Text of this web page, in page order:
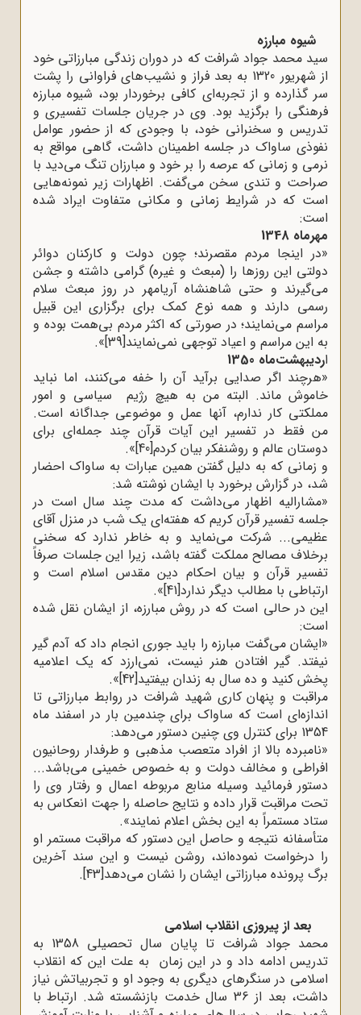
شیوه مبارزه
سید محمد جواد شرافت که در دوران زندگی مبارزاتی خود
از شهریور 1320 به بعد فراز و نشیب‌های فراوانی را پشت
سر گذارده و از تجربه‌ای کافی برخوردار بود، شیوه مبارزه
فرهنگی را برگزید بود. وی در جریان جلسات تفسیری و
تدریس و سخنرانی خود، با وجودی که از حضور عوامل
نفوذی ساواک در جلسه اطمینان داشت، گاهی مواقع به
نرمی و زمانی که عرصه را بر خود و مبارزان تنگ می‌دید با
صراحت و تندی سخن می‌گفت. اظهارات زیر نمونه‌هایی
است که در شرایط زمانی و مکانی متفاوت ایراد شده
است:
مهرماه 1348
»در اینجا مردم مقصرند؛ چون دولت و کارکنان دوائر
دولتی این روزها را (مبعث و غیره) گرامی داشته و جشن
می‌گیرند و حتی شاهنشاه آریامهر در روز مبعث سلام
رسمی دارند و همه نوع کمک برای برگزاری این قبیل
مراسم می‌نمایند؛ در صورتی که اکثر مردم بی‌همت بوده و
به این مراسم و اعیاد توجهی نمی‌نمایند
.«[39]
اردیبهشت‌ماه 1350
»هرچند اگر صدایی برآید آن را خفه می‌کنند، اما نباید
خاموش ماند. البته من به هیچ رژیم سیاسی و امور
مملکتی کار ندارم، آنها عمل و موضوعی جداگانه است.
من فقط در تفسیر این آیات قرآن چند جمله‌ای برای
دوستان عالم و روشنفکر بیان کردم
.«[40]
و زمانی که به دلیل گفتن همین عبارات به ساواک احضار
شد، در گزارش برخورد با ایشان نوشته شد:
»مشارالیه اظهار می‌داشت که مدت چند سال است در
جلسه تفسیر قرآن کریم که هفته‌ای یک شب در منزل آقای
عظیمی... شرکت می‌نماید و به خاطر ندارد که سخنی
برخلاف مصالح مملکت گفته باشد، زیرا این جلسات صرفاً
تفسیر قرآن و بیان احکام دین مقدس اسلام است و
ارتباطی با مطالب دیگر ندارد
.«[41]
این در حالی است که در روش مبارزه، از ایشان نقل شده
است:
»ایشان می‌گفت مبارزه را باید جوری انجام داد که آدم گیر
نیفتد. گیر افتادن هنر نیست، نمی‌ارزد که یک اعلامیه
پخش کنید و ده سال به زندان بیفتید
.«[42]
مراقبت و پنهان کاری شهید شرافت در روابط مبارزاتی تا
اندازه‌ای است که ساواک برای چندمین بار در اسفند ماه
1354 برای کنترل وی چنین دستور می‌دهد
:
»نامبرده بالا از افراد متعصب مذهبی و طرفدار روحانیون
افراطی و مخالف دولت و به خصوص خمینی می‌باشد...
دستور فرمائید وسیله منابع مربوطه اعمال و رفتار وی را
تحت مراقبت قرار داده و نتایج حاصله را جهت انعکاس به
ستاد مستمراً به این بخش اعلام نمایند.«
متأسفانه نتیجه و حاصل این دستور که مراقبت مستمر او
را درخواست نموده‌اند، روشن نیست و این سند آخرین
برگ پرونده مبارزاتی ایشان را نشان می‌دهد
.[43]
بعد از پیروزی انقلاب اسلامی
محمد جواد شرافت تا پایان سال تحصیلی 1358 به
تدریس ادامه داد و در این زمان به علت این که انقلاب
اسلامی در سنگرهای دیگری به وجود او و تجربیاتش نیاز
داشت، بعد از 36 سال خدمت بازنشسته شد. ارتباط با